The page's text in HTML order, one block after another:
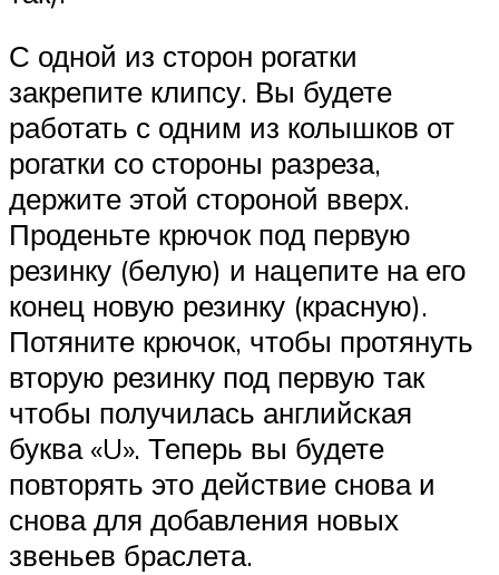
С одной из сторон рогатки
закрепите клипсу. Вы будете
работать с одним из колышков от
рогатки со стороны разреза,
держите этой стороной вверх.
Проденьте крючок под первую
резинку (белую) и нацепите на его
конец новую резинку (красную).
Потяните крючок, чтобы протянуть
вторую резинку под первую так
чтобы получилась английская
буква «U». Теперь вы будете
повторять это действие снова и
снова для добавления новых
звеньев браслета.